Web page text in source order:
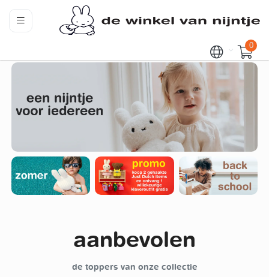
0
aanbevolen
de toppers van onze collectie